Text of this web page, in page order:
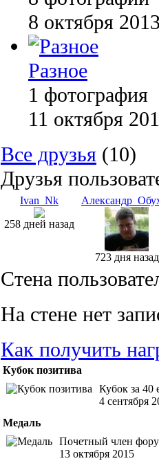
8 октября
Разное
1 фотография
11 октября
Все друзья (10)
Друзья
Ivan_Nk
258 дней назад
723 дня назад
Стена
На стене нет
Как получить
Кубок позитива
Кубок за
4 сентября
Медаль
Почетный член
13 октября 2015